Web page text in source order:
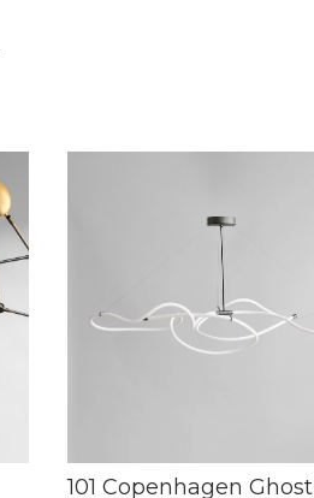
101 Copenhagen Ghost